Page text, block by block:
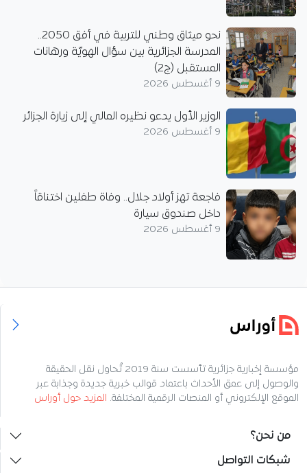
نحو ميثاق وطني للتربية في أفق 2050..
المدرسة الجزائرية بين سؤال الهويّة ورهانات
المستقبل (ج2)
9 أغسطس 2026
الوزير الأول يدعو نظيره المالي إلى زيارة الجزائر
9 أغسطس 2026
فاجعة تهز أولاد جلال.. وفاة طفلين اختناقاً
داخل صندوق سيارة
9 أغسطس 2026
مؤسسة إخبارية جزائرية تأسست سنة 2019 تُحاول نقل الحقيقة
والوصول إلى عمق الأحداث باعتماد قوالب خبرية جديدة وجذابة عبر
الموقع الإلكتروني أو المنصات الرقمية المختلفة. المزيد حول أوراس
من نحن؟
شبكات التواصل